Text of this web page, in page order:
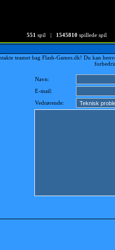
551 spil | 1545810 spillede spil
teamet bag Flash-Games.dk! Du kan
Navn:
E-mail:
Vedrørende: